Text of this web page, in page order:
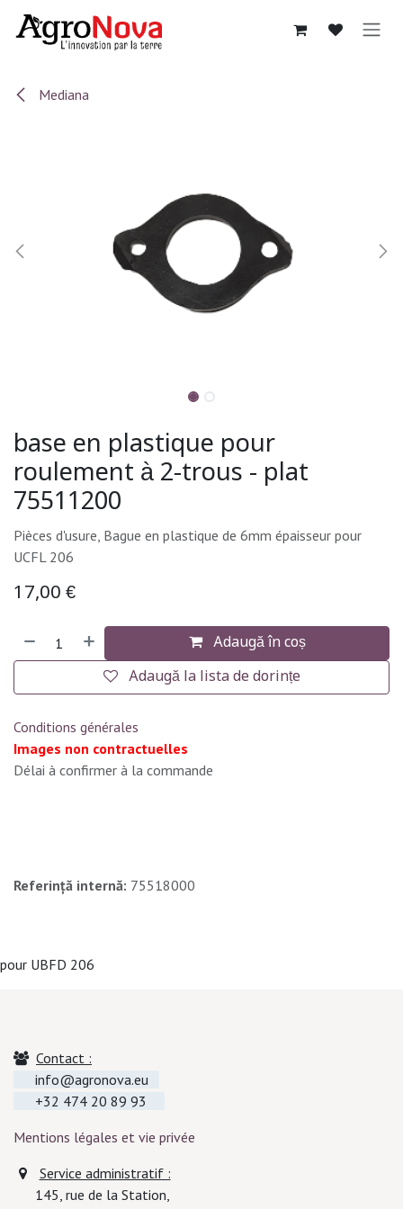
Mediana
base en plastique pour
roulement à 2-trous - plat
75511200
Pièces d'usure, Bague en plastique de 6mm épaisseur pour
UCFL 206
17,00 €
Adaugă în coș
Adaugă la lista de dorințe
Conditions générales
Images non contractuelles
Délai à confirmer à la commande
Referință internă: 75518000
pour UBFD 206
Contact :
info@agronova.eu
+32 474 20 89 93
Mentions légales et vie privée
Service administratif :
145, rue de la Station,